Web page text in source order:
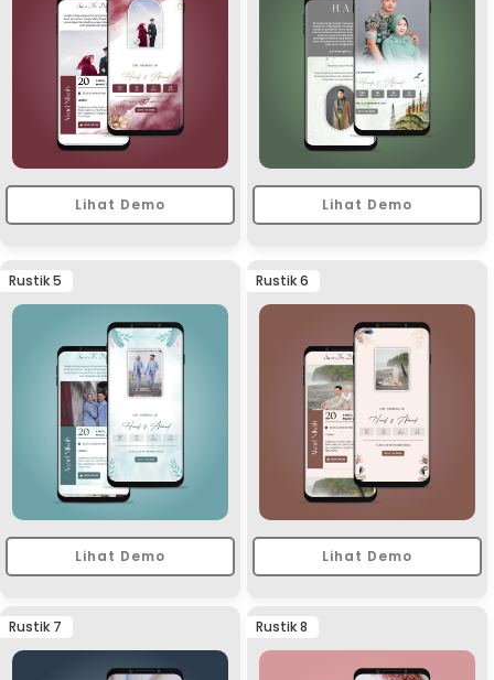
Lihat Demo Lihat Demo
Lihat Demo
Rustik 5
Lihat Demo
Rustik 6
Rustik 7 Rustik 8